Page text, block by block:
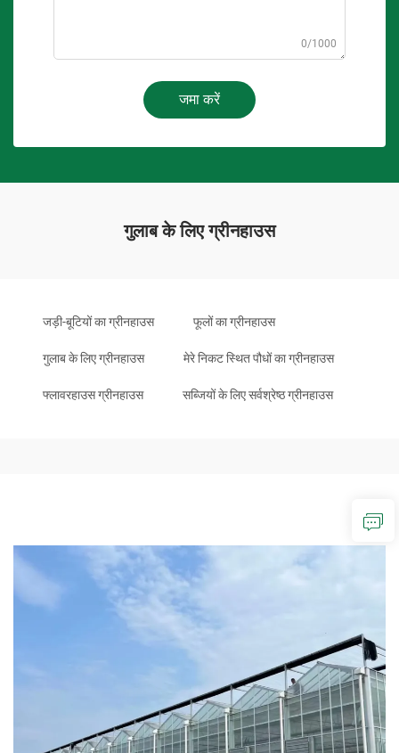
0/1000
जमा करें
गुलाब के लिए ग्रीनहाउस
जड़ी-बूटियों का ग्रीनहाउस फूलों का ग्रीनहाउस
गुलाब के लिए ग्रीनहाउस मेरे निकट स्थित पौधों का ग्रीनहाउस
फ्लावरहाउस ग्रीनहाउस सब्जियों के लिए सर्वश्रेष्ठ ग्रीनहाउस